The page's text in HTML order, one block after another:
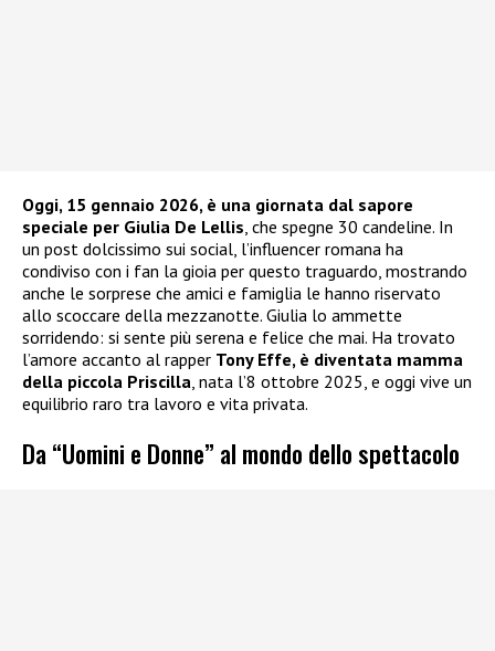
Oggi, 15 gennaio 2026, è una giornata dal sapore
speciale per Giulia De Lellis , che spegne 30 candeline. In
un post dolcissimo sui social, l’influencer romana ha
condiviso con i fan la gioia per questo traguardo, mostrando
anche le sorprese che amici e famiglia le hanno riservato
allo scoccare della mezzanotte. Giulia lo ammette
sorridendo: si sente più serena e felice che mai. Ha trovato
l’amore accanto al rapper Tony Effe, è diventata mamma
della piccola Priscilla , nata l’8 ottobre 2025, e oggi vive un
equilibrio raro tra lavoro e vita privata.
Da “Uomini e Donne” al mondo dello spettacolo